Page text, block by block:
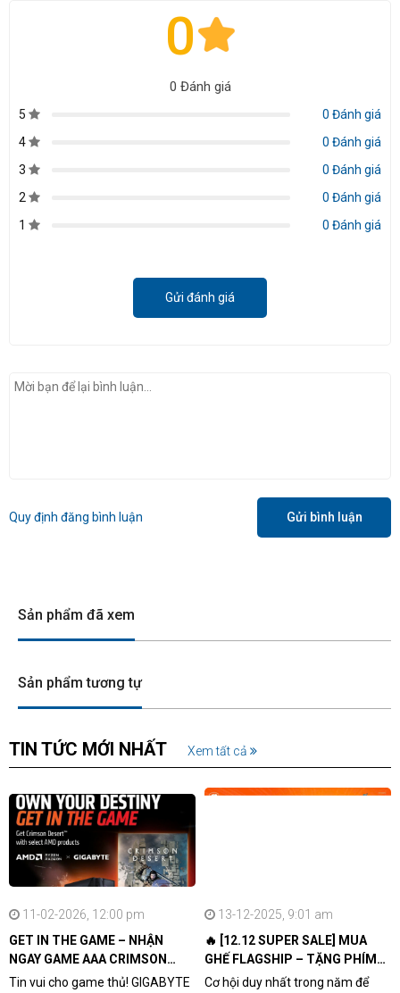
0
0 Đánh giá
5
0 Đánh giá
4
0 Đánh giá
3
0 Đánh giá
2
0 Đánh giá
1
0 Đánh giá
Gửi đánh giá
Quy định đăng bình luận Gửi bình luận
Sản phẩm đã xem
Sản phẩm tương tự
TIN TỨC MỚI NHẤT Xem tất cả
11-02-2026, 12:00 pm
GET IN THE GAME – NHẬN
NGAY GAME AAA CRIMSON
DESERT CÙNG GIGABYTE &
Tin vui cho game thủ! GIGABYTE
13-12-2025, 9:01 am
🔥 [12.12 SUPER SALE] MUA
GHẾ FLAGSHIP – TẶNG PHÍM
CƠ XỊN
Cơ hội duy nhất trong năm để